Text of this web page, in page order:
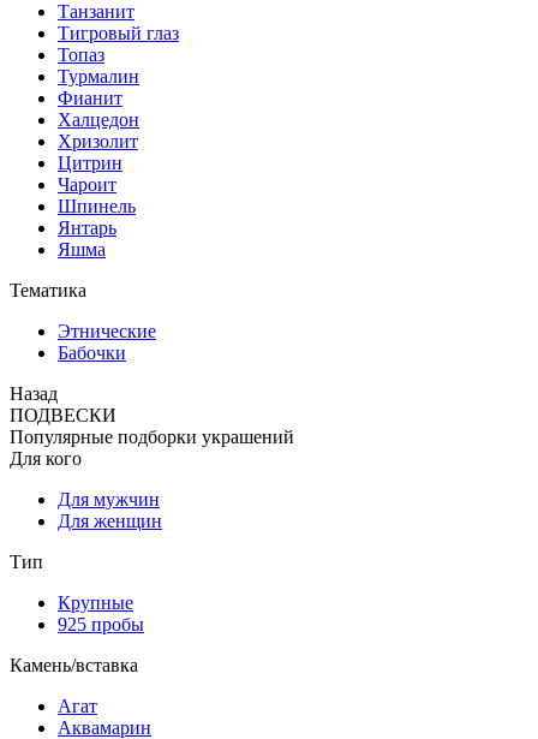
Танзанит
Тигровый глаз
Топаз
Турмалин
Фианит
Халцедон
Хризолит
Цитрин
Чароит
Шпинель
Янтарь
Яшма
Тематика
Этнические
Бабочки
Назад
ПОДВЕСКИ
Популярные подборки украшений
Для кого
Для мужчин
Для женщин
Тип
Крупные
925 пробы
Камень/вставка
Агат
Аквамарин